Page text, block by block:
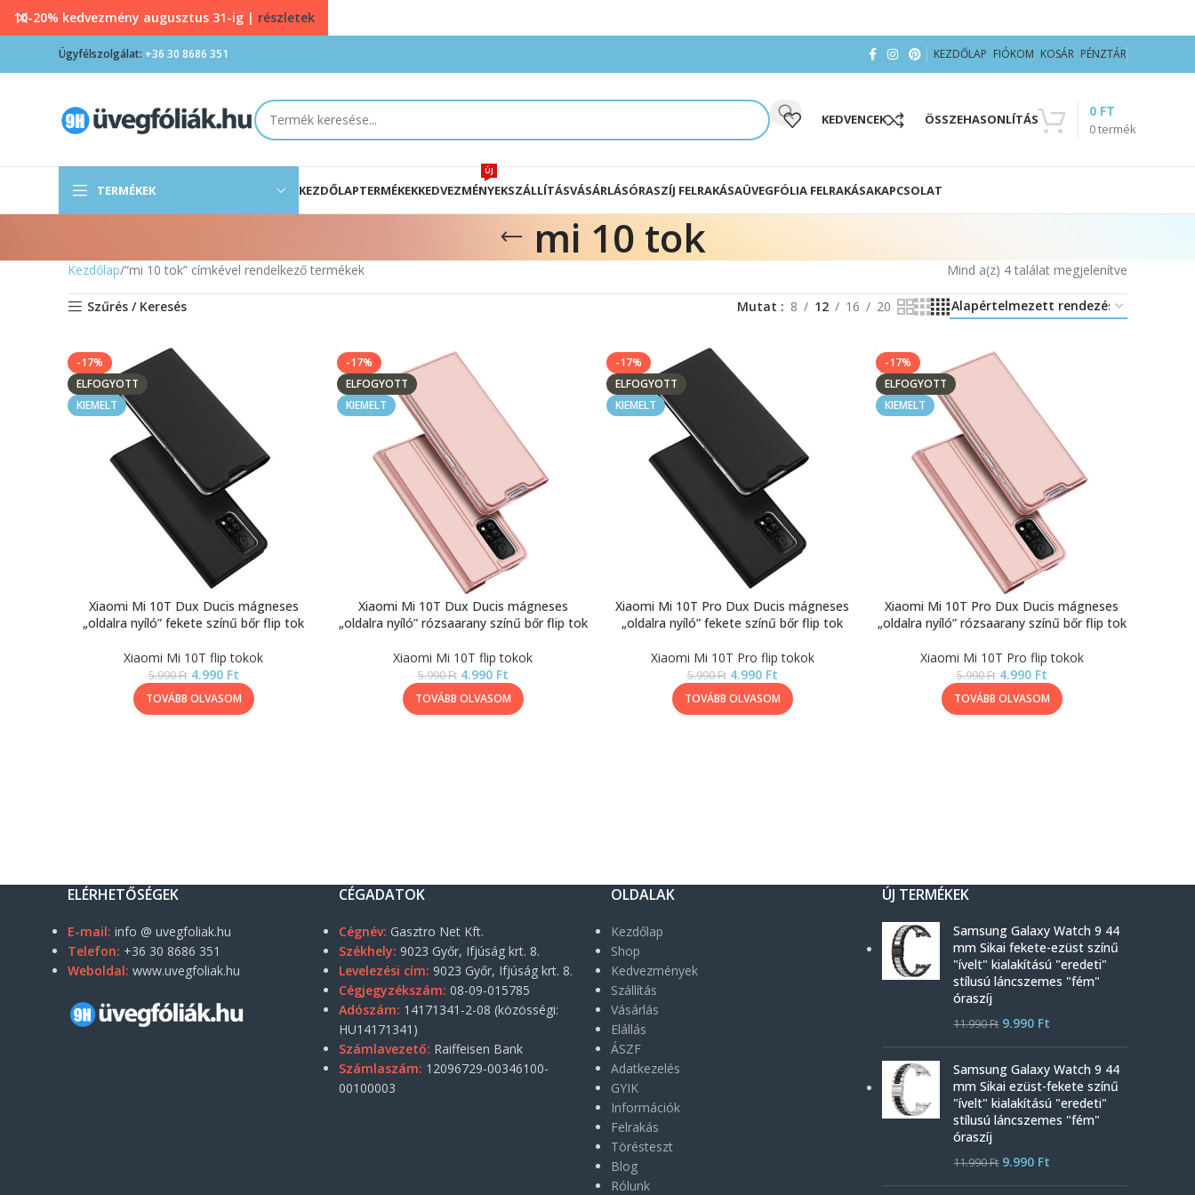
Ügyfélszolgálat: +36 30 8686 351 KEZDŐLAP FIÓKOM KOSÁR PÉNZTÁR
KEDVENCEK ÖSSZEHASONLÍTÁS
0termék
0 FT
TERMÉKEK KEZDŐLAPTERMÉKEKKEDVEZMÉNYEK
ÚJ
SZÁLLÍTÁSVÁSÁRLÁSÓRASZÍJ FELRAKÁSAÜVEGFÓLIA FELRAKÁSAKAPCSOLAT
mi 10 tok
Kezdőlap “mi 10 tok” címkével rendelkező termékek Mind a(z) 4 találat megjelenítve
Szűrés / Keresés Mutat 8 12 16 20
-17%
ELFOGYOTT
KIEMELT
Xiaomi Mi 10T Dux Ducis mágneses
„oldalra nyíló” fekete színű bőr flip tok
Xiaomi Mi 10T flip tokok
5.990Ft 4.990 Ft
TOVÁBB OLVASOM
-17%
ELFOGYOTT
KIEMELT
Xiaomi Mi 10T Dux Ducis mágneses
„oldalra nyíló” rózsaarany színű bőr flip tok
Xiaomi Mi 10T flip tokok
5.990Ft 4.990 Ft
TOVÁBB OLVASOM
-17%
ELFOGYOTT
KIEMELT
Xiaomi Mi 10T Pro Dux Ducis mágneses
„oldalra nyíló” fekete színű bőr flip tok
Xiaomi Mi 10T Pro flip tokok
5.990Ft 4.990 Ft
TOVÁBB OLVASOM
-17%
ELFOGYOTT
KIEMELT
Xiaomi Mi 10T Pro Dux Ducis mágneses
„oldalra nyíló” rózsaarany színű bőr flip tok
Xiaomi Mi 10T Pro flip tokok
5.990Ft 4.990 Ft
TOVÁBB OLVASOM
ELÉRHETŐSÉGEK
E-mail: info @ uvegfoliak.hu
Telefon: +36 30 8686 351
Weboldal: www.uvegfoliak.hu
CÉGADATOK
Cégnév: Gasztro Net Kft.
Székhely: 9023 Győr, Ifjúság krt. 8.
Levelezési cím: 9023 Győr, Ifjúság krt. 8.
Cégjegyzékszám: 08-09-015785
Adószám: 14171341-2-08 (közösségi:
HU14171341)
Számlavezető: Raiffeisen Bank
Számlaszám: 12096729-00346100-
00100003
OLDALAK
Kezdőlap
Shop
Kedvezmények
Szállítás
Vásárlás
Elállás
ÁSZF
Adatkezelés
GYIK
Információk
Felrakás
Törésteszt
Blog
Rólunk
ÚJ TERMÉKEK
Samsung Galaxy Watch 9 44
mm Sikai fekete-ezüst színű
"ívelt" kialakítású "eredeti"
stílusú láncszemes "fém"
óraszíj
11.990Ft 9.990 Ft
Samsung Galaxy Watch 9 44
mm Sikai ezüst-fekete színű
"ívelt" kialakítású "eredeti"
stílusú láncszemes "fém"
óraszíj
11.990Ft 9.990 Ft
10-20% kedvezmény augusztus 31-ig | részletek